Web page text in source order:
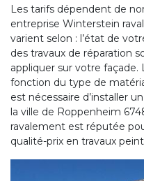
Les tarifs dépendent de
entreprise Winterstein
varient selon : l’état de
des travaux de réparation
appliquer sur votre
fonction du type de
est nécessaire d’installer
la ville de Roppenheim
ravalement est réputée
qualité-prix en travaux